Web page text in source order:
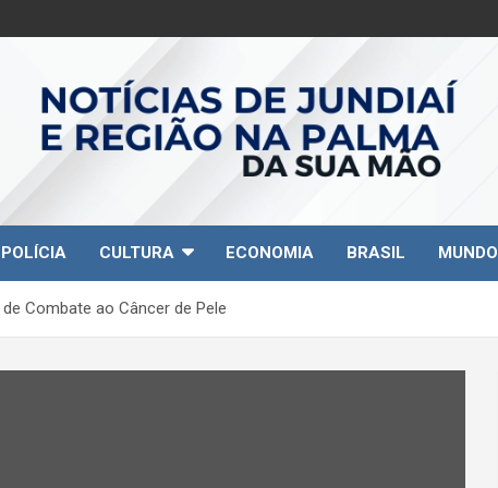
POLÍCIA CULTURA ECONOMIA BRASIL MUNDO
Combate ao Câncer de Pele